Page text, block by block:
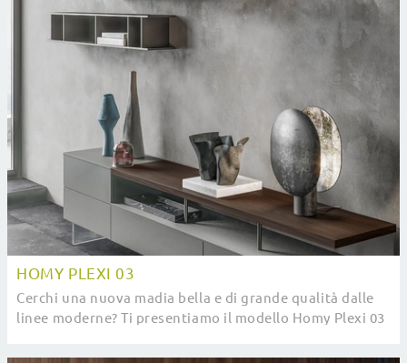
HOMY PLEXI 03
Cerchi una nuova madia bella e di grande qualità dalle
linee moderne? Ti presentiamo il modello Homy Plexi 03